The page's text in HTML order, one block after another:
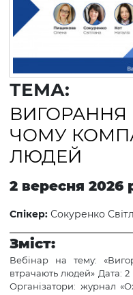
ТЕМА:
ВИГОРАННЯ
ЧОМУ
ЛЮДЕЙ
2 вересня 2026
Спікер: Сокуренко
Зміст:
Вебінар на тему:
втрачають людей» Дата:
Організатори: журнал